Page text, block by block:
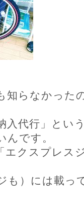
知らなかった
入代行」とい
んです。
エクスプレス
も）には載っ